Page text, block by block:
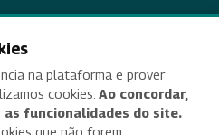
na plataforma e prover
cookies. Ao concordar,
funcionalidades do site.
que não forem